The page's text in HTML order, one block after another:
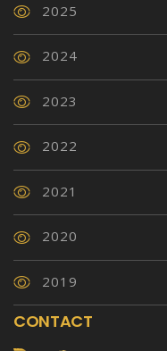
2025
2024
2023
2022
2021
2020
2019
CONTACT